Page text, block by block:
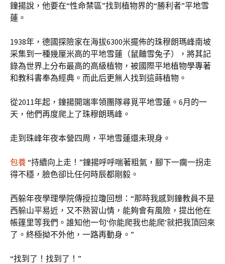
鐘揚說，他要在“性命禁區”找到植物界的“勝利者”平地雪
蓮。
1938年，德國探險家在海拔6300米擺佈的珠穆朗瑪峰南坡
采集到一種幾厘米高的平地雪蓮（鼠麯雪兔子），將其記
錄為世界上分布最高的高級植物，被國際平地植物學專著
和教科書奉為經典。而此后更無人找到這蒔植物。
從2011年起，鐘揚開端率領團隊尋覓平地雪蓮。6月的一
天，他們再度爬上了珠穆朗瑪峰。
走到珠峰年夜本營四周，平地雪蓮還未現身。
包養“持續向上走！”鐘揚呼呼喘著粗氣，腳下一瘸一拐走
得不穩，臉色卻比任何時辰都剛毅。
西躲年夜學理學院傳授拉瓊回想：“那時我感到鐘教員不是
西躲山平易近，又不熟習山情，能夠會有風險，提出他在
帳篷里等我們。誰知他一句‘你能爬我也能爬’就把我頂回來
了。終極拗不外他，一路再動身。”
“找到了！找到了！”